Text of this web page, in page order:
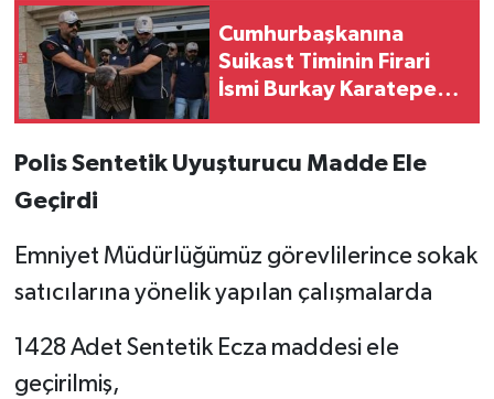
Cumhurbaşkanına
Suikast Timinin Firari
İsmi Burkay Karatepe
Polis Sentetik Uyuşturucu Madde Ele
Geçirdi
Emniyet Müdürlüğümüz görevlilerince sokak
satıcılarına yönelik yapılan çalışmalarda
1428 Adet Sentetik Ecza maddesi ele
geçirilmiş,